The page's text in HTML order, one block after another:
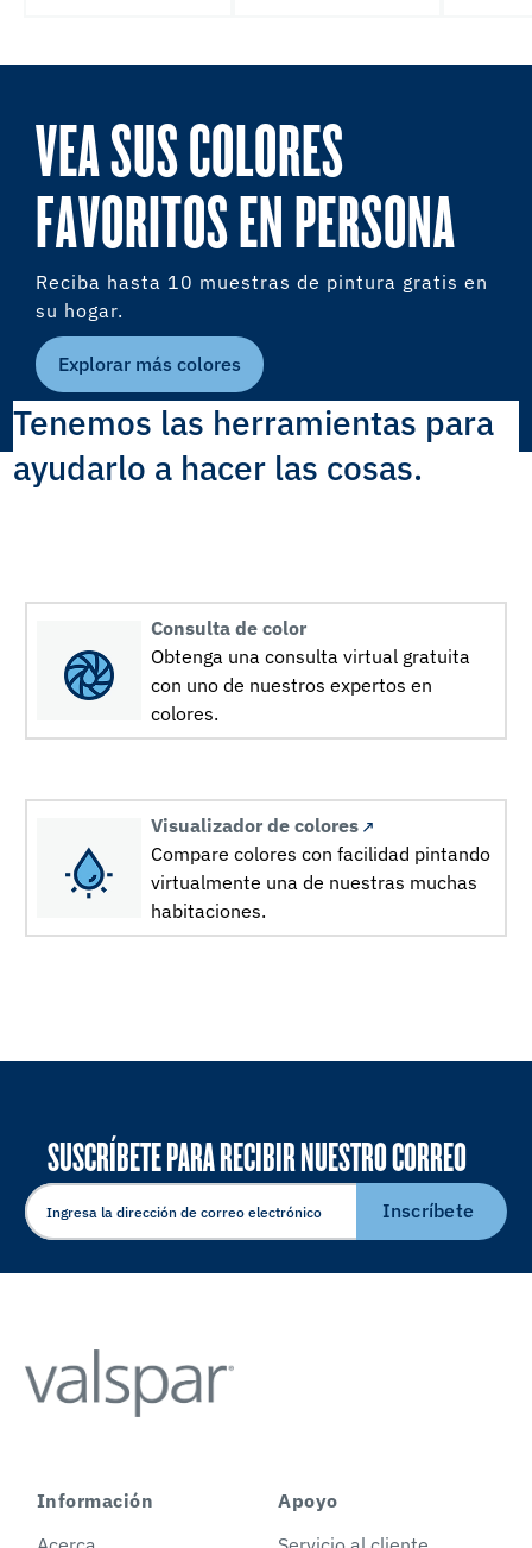
VEA SUS COLORES
FAVORITOS EN PERSONA
Reciba hasta 10 muestras de pintura gratis en
su hogar.
Explorar más colores
Tenemos las herramientas para
ayudarlo a hacer las cosas.
Consulta de color
Obtenga una consulta virtual gratuita
con uno de nuestros expertos en
colores.
Visualizador de colores
Compare colores con facilidad pintando
virtualmente una de nuestras muchas
habitaciones.
SUSCRÍBETE PARA RECIBIR NUESTRO CORREO
ELECTRÓNICO
Inscríbete
Información
Apoyo